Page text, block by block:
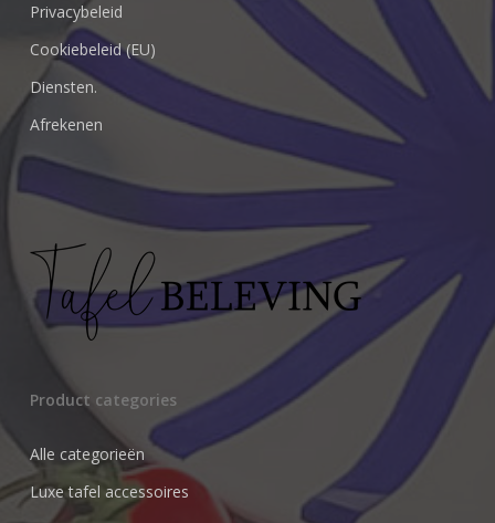
Privacybeleid
Cookiebeleid (EU)
Diensten.
Afrekenen
Product categories
Alle categorieën
Luxe tafel accessoires